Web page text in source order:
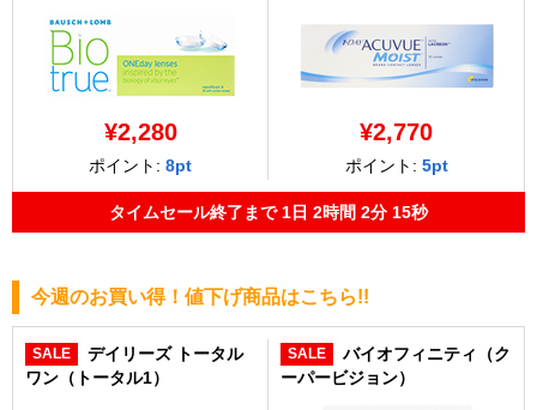
¥2,280
ポイント: 8pt
¥2,770
ポイント: 5pt
タイムセール終了まで 1日 2時間 2分 15秒
今週のお買い得！値下げ商品はこちら!!
SALE
デイリーズ トータル
ワン（トータル1）
SALE
バイオフィニティ（ク
ーパービジョン）